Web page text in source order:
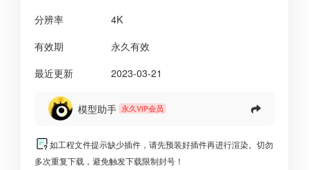
分辨率
4K
有效期
永久有效
最近更新
2023-03-21
模型助手 永久VIP会员
如工程文件提示缺少插件，请先预装好插件再进行渲染。切勿
多次重复下载，避免触发下载限制封号！